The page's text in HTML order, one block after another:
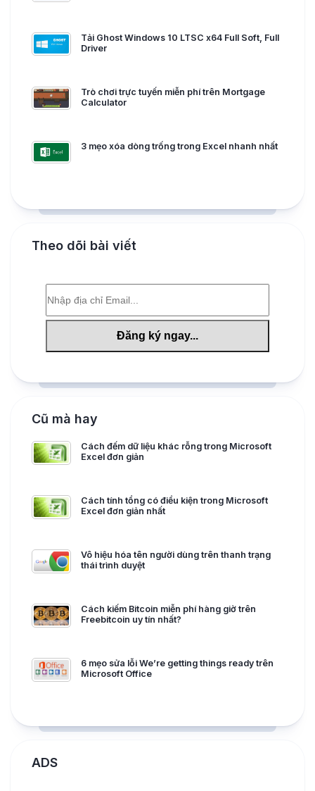
Tải Ghost Windows 10 LTSC x64 Full Soft, Full
Driver
Trò chơi trực tuyến miễn phí trên Mortgage
Calculator
3 mẹo xóa dòng trống trong Excel nhanh nhất
Theo dõi bài viết
Cũ mà hay
Cách đếm dữ liệu khác rỗng trong Microsoft
Excel đơn giản
Cách tính tổng có điều kiện trong Microsoft
Excel đơn giản nhất
Vô hiệu hóa tên người dùng trên thanh trạng
thái trình duyệt
Cách kiếm Bitcoin miễn phí hàng giờ trên
Freebitcoin uy tín nhất?
6 mẹo sửa lỗi We’re getting things ready trên
Microsoft Office
ADS